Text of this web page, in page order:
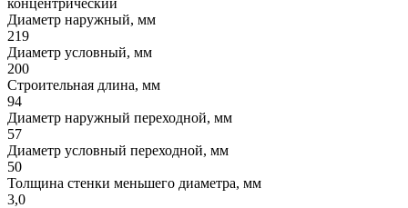
Диаметр наружный, мм
219
Диаметр условный, мм
200
Строительная длина, мм
94
Диаметр наружный переходной, мм
57
Диаметр условный переходной, мм
50
Толщина стенки меньшего диаметра, мм
3,0